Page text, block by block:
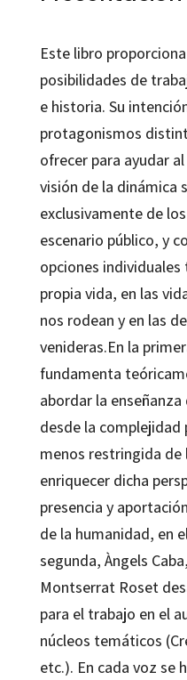
Este libro
posibilidades de
e historia. Su
protagonismos
ofrecer para ayudar
visión de la dinámica
exclusivamente de
escenario público, y
opciones individuales
propia vida, en las
nos rodean y en las
venideras.En la
fundamenta
abordar la enseñanza
desde la complejidad
menos restringida de
enriquecer dicha
presencia y
de la humanidad, en
segunda, Àngels
Montserrat Roset
para el trabajo en el
núcleos temáticos
etc.). En cada voz se